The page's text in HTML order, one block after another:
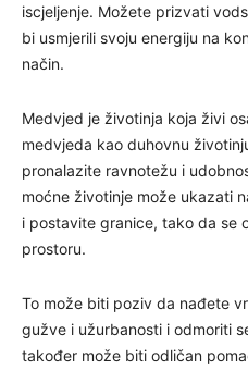
iscjeljenje. Možete prizvati
bi usmjerili svoju energiju na
način.
Medvjed je životinja koja živi
medvjeda kao duhovnu
pronalazite ravnotežu i
moćne životinje može ukazati
i postavite granice, tako da se
prostoru.
To može biti poziv da nađete
gužve i užurbanosti i odmoriti
također može biti odličan